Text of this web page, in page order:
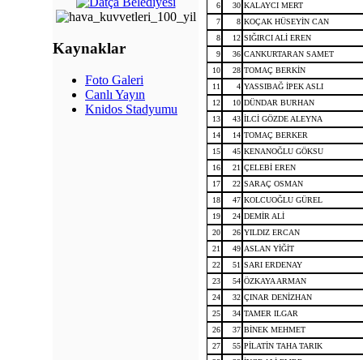
Kaynaklar
Foto Galeri
Canlı Yayın
Knidos Stadyumu
6
30 KALAYCI MERT
7
8 KOÇAK HÜSEYİN CAN
8
12 SIĞIRCI ALİ EREN
9
36 CANKURTARAN SAMET
10
28 TOMAÇ BERKİN
11
4 YASSIBAĞ İPEK ASLI
12
10 DÜNDAR BURHAN
13
43 İLCİ GÖZDE ALEYNA
14
14 TOMAÇ BERKER
15
45 KENANOĞLU GÖKSU
16
21 ÇELEBİ EREN
17
22 SARAÇ OSMAN
18
47 KOLCUOĞLU GÜREL
19
24 DEMİR ALİ
20
26 YILDIZ ERCAN
21
49 ASLAN YİĞİT
22
51 SARI ERDENAY
23
54 ÖZKAYA ARMAN
24
32 ÇINAR DENİZHAN
25
34 TAMER ILGAR
26
37 BİNEK MEHMET
27
55 PİLATİN TAHA TARIK